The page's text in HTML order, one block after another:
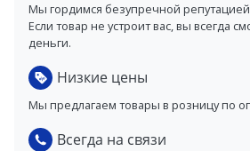
Мы гордимся безупречной
Если товар не устроит вас, вы всегда
деньги.
Низкие цены
Мы предлагаем товары в розницу по
Всегда на связи